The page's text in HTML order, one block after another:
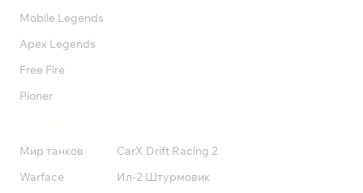
Mobile Legends
Apex Legends
Free Fire
Pioner
Мир танков
Warface
CarX Drift Racing 2
Ил-2 Штурмовик